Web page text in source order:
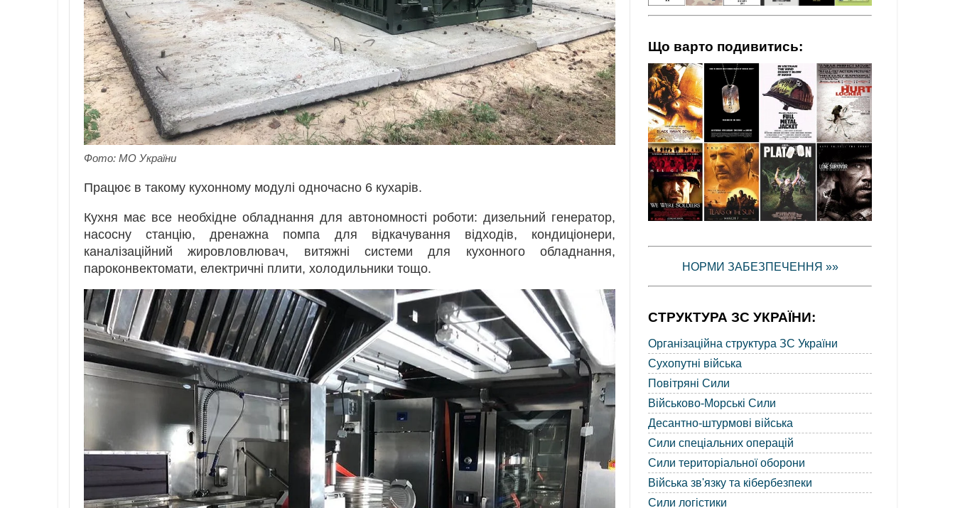
Фото: МО України
Працює в такому кухонному модулі одночасно 6 кухарів.
Кухня має все необхідне обладнання для автономності роботи: дизельний генератор,
насосну станцію, дренажна помпа для відкачування відходів, кондиціонери,
каналізаційний жировловлювач, витяжні системи для кухонного обладнання,
пароконвектомати, електричні плити, холодильники тощо.
Що варто подивитись:
НОРМИ ЗАБЕЗПЕЧЕННЯ »»
СТРУКТУРА ЗС УКРАЇНИ:
Організаційна структура ЗС України
Сухопутні війська
Повітряні Сили
Військово-Морські Сили
Десантно-штурмові війська
Сили спеціальних операцій
Сили територіальної оборони
Війська зв'язку та кібербезпеки
Сили логістики